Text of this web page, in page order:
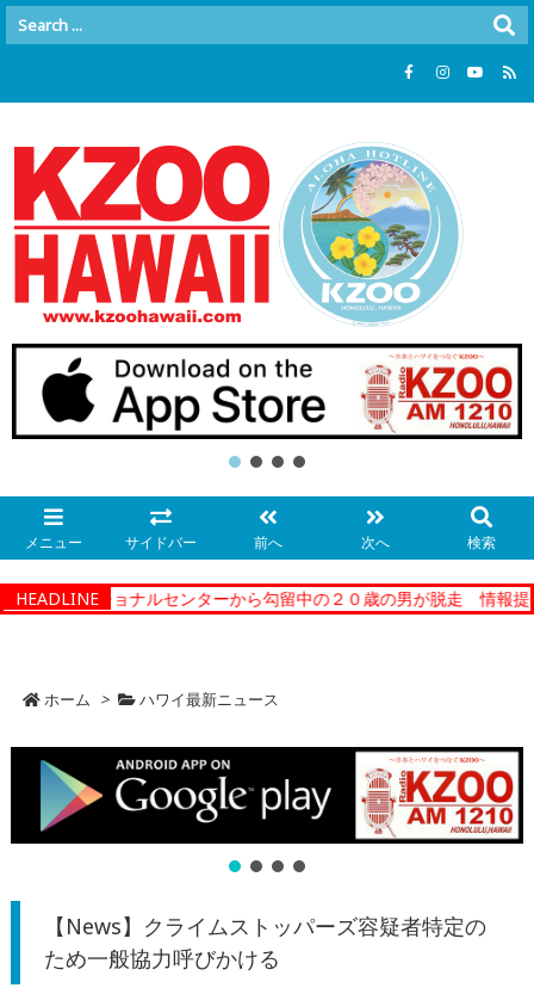
メニュー サイドバー 前へ 次へ 検索
HEADLINE
ーコレクショナルセンターから勾留中の２０歳の男が脱走 情報提供
ホーム > ハワイ最新ニュース
【News】クライムストッパーズ容疑者特定の
ため一般協力呼びかける